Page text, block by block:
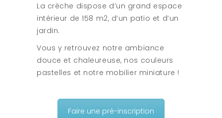
La crèche dispose d’un grand espace
intérieur de 158 m2, d’un patio et d’un
jardin.
Vous y retrouvez notre ambiance
douce et chaleureuse, nos couleurs
pastelles et notre mobilier miniature !
Faire une pré-inscription